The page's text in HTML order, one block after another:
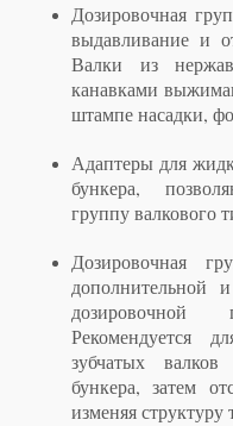
Дозировочная
выдавливание и
Валки из
канавками
штампе насадки,
Адаптеры для
бункера,
группу валкового
Дозировочная
дополнительной
Рекомендуется
зубчатых
бункера, затем
изменяя структуру